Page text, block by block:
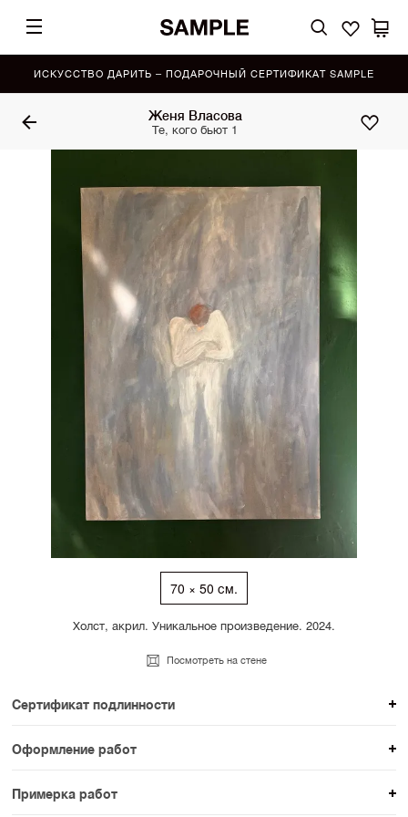
ИСКУССТВО ДАРИТЬ – ПОДАРОЧНЫЙ СЕРТИФИКАТ SAMPLE
Женя Власова
Те, кого бьют 1
70 × 50 см.
Холст, акрил. Уникальное произведение. 2024.
Посмотреть на стене
Сертификат подлинности
К каждому авторскому произведению мы
прикладываем сертификат подлинности. Для товаров
раздела SAMPLE СЕРИЯ сертификаты не
Оформление работ
При покупке произведения вы можете выбрать и
оплатить вариант оформления. На сайте доступен
Примерка работ